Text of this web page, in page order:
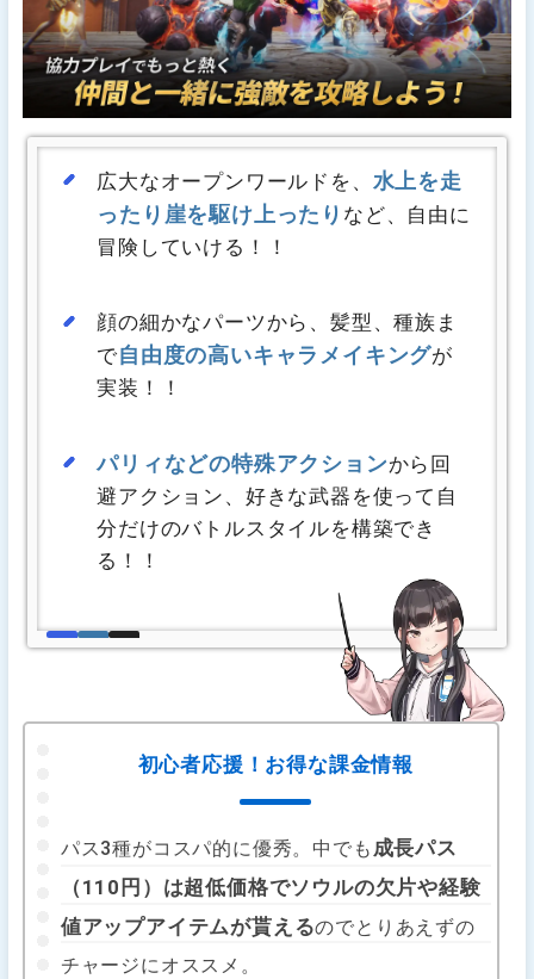
広大なオープンワールドを、 水上を走
ったり崖を駆け上ったり など、自由に
冒険していける！！
顔の細かなパーツから、髪型、種族ま
で自由度の高いキャラメイキングが
実装！！
パリィなどの特殊アクションから回
避アクション、好きな武器を使って自
分だけのバトルスタイルを構築でき
る！！
初心者応援！お得な課金情報
パス3種がコスパ的に優秀。中でも 成長パス
（110円）は超低価格でソウルの欠片や経験
値アップアイテムが貰えるのでとりあえずの
チャージにオススメ。